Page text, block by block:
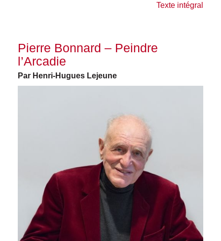
Texte intégral
Pierre Bonnard – Peindre
l’Arcadie
Par Henri-Hugues Lejeune